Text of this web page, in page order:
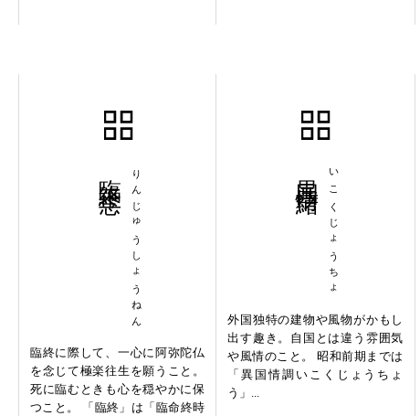
りんじゅうしょうねん
臨終に際して、一心に阿弥陀仏
を念じて極楽往生を願うこと。
死に臨むときも心を穏やかに保
つこと。 「臨終」は「臨命終時
いこくじょうちょ
外国独特の建物や風物がかもし
出す趣き。自国とは違う雰囲気
や風情のこと。 昭和前期までは
「異国情調いこくじょうちょ
う」...